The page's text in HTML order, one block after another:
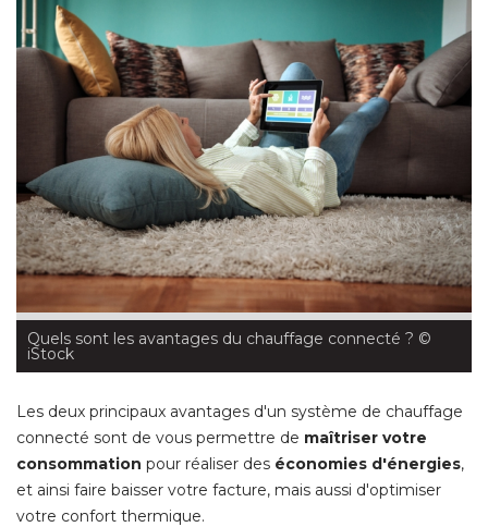
Quels sont les avantages du chauffage connecté ? ©
iStock
Les deux principaux avantages d'un système de chauffage
connecté sont de vous permettre de maîtriser votre
consommation pour réaliser des économies d'énergies,
et ainsi faire baisser votre facture, mais aussi d'optimiser
votre confort thermique.